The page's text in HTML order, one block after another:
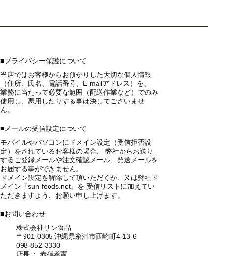
■プライバシー保護について
当店ではお客様からお預かりした大切な個人情報
（住所、氏名、電話番号、E-mailアドレス）を、
業務に当たって必要な範囲（配送作業など）でのみ
使用し、悪用したりする事は決してございませ
ん。
■メールの受信設定について
モバイルやパソコンにドメイン設定（受信拒否設
定）をされているお客様の場合、 弊社からお送り
するご登録メールや注文確認メール、発送メールを
お届する事ができません。
ドメイン設定を解除して頂いただくか、又は弊社ド
メイン『sun-foods.net』を 受信リストに加えてい
ただきますよう、お願い申し上げます。
■お問い合わせ
株式会社サン食品
〒901-0305 沖縄県糸満市西崎町4-13-6
098-852-3330
店長 ： 赤嶺孝憲